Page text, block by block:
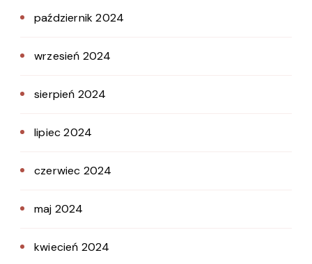
październik 2024
wrzesień 2024
sierpień 2024
lipiec 2024
czerwiec 2024
maj 2024
kwiecień 2024